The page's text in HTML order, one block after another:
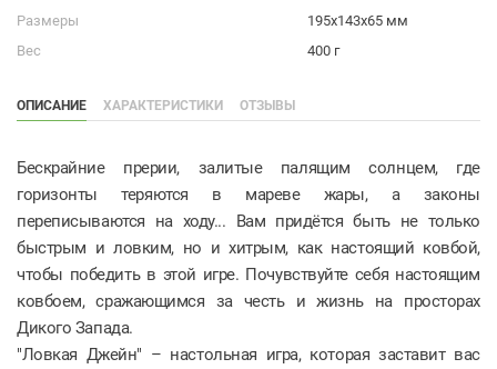
Размеры
195х143х65 мм
Вес
400 г
ОПИСАНИЕ ХАРАКТЕРИСТИКИ ОТЗЫВЫ
Бескрайние прерии, залитые палящим солнцем, где
горизонты теряются в мареве жары, а законы
переписываются на ходу... Вам придётся быть не только
быстрым и ловким, но и хитрым, как настоящий ковбой,
чтобы победить в этой игре. Почувствуйте себя настоящим
ковбоем, сражающимся за честь и жизнь на просторах
Дикого Запада.
"Ловкая Джейн" – настольная игра, которая заставит вас